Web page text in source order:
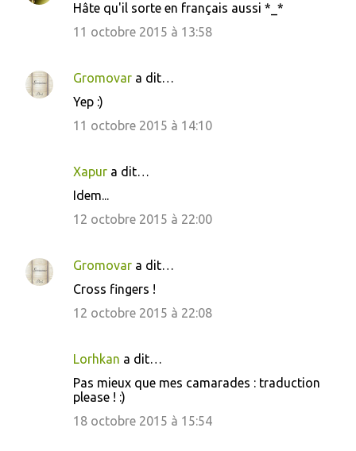
Hâte qu'il sorte en français aussi *_*
11 octobre 2015 à 13:58
Gromovar a dit…
Yep :)
11 octobre 2015 à 14:10
Xapur a dit…
Idem...
12 octobre 2015 à 22:00
Gromovar a dit…
Cross fingers !
12 octobre 2015 à 22:08
Lorhkan a dit…
Pas mieux que mes camarades : traduction
please ! :)
18 octobre 2015 à 15:54